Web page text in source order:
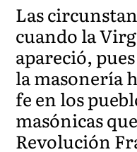
Las
cuando la
apareció,
la masonería
fe en los
masónicas
Revolución